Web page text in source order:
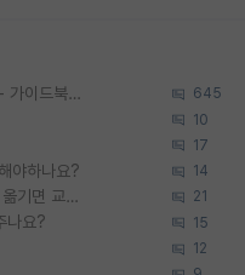
[무료] 2026 미국 대학원 유학 스타터팩 - 가이드북 & 합격자 컨택메일 템플릿 645
10
17
야하나요? 14
SSH 박사과정을 그만두고 지방대 박사로 옮기면 교수의 꿈은 끝일까요? 21
나요? 15
12